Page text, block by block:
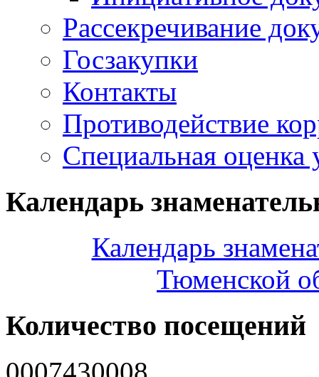
Рассекречивание
Госзакупки
Контакты
Противодействие
Специальная оценка
Календарь
Календарь
Тюменской
Количество посещений